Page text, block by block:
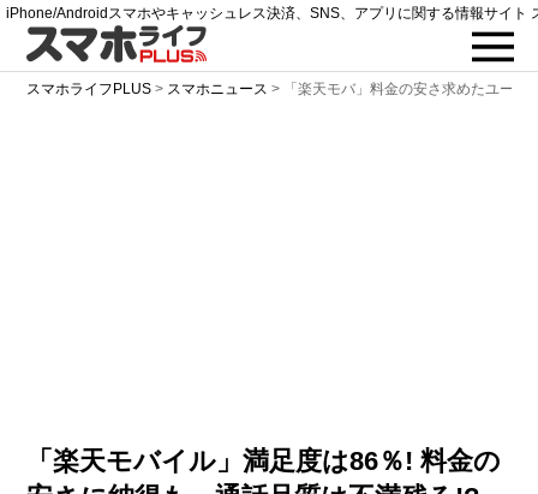
iPhone/Androidスマホやキャッシュレス決済、SNS、アプリに関する情報サイト
スマホライフPLUS > スマホニュース > 「楽天モバ」料金の安さ求めたユーザ
「楽天モバイル」満足度は86％! 料金の